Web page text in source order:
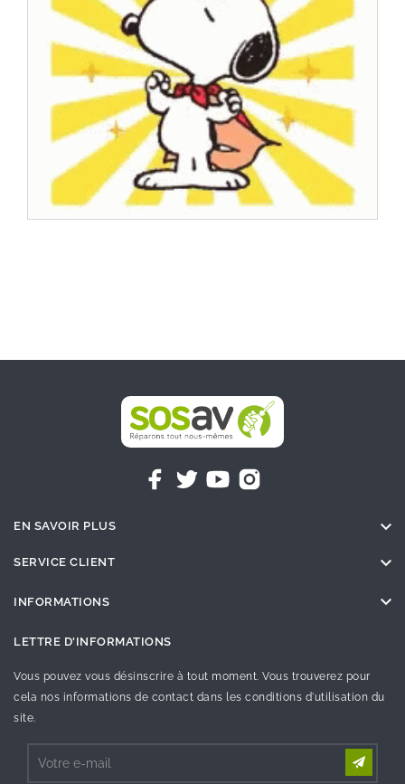
EN SAVOIR PLUS 
SERVICE CLIENT 
INFORMATIONS 
LETTRE D'INFORMATIONS
Vous pouvez vous désinscrire à tout moment. Vous trouverez pour
cela nos informations de contact dans les conditions d'utilisation du
site.